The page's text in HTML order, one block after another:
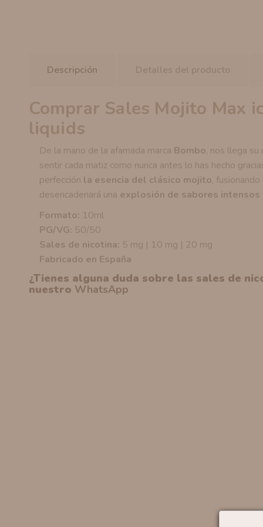
Descripción Detalles del producto
Comprar Sales Mojito Max
liquids
De la mano de la afamada marca Bombo, nos llega su
sentir cada matiz como nunca antes lo has hecho
perfección la esencia del clásico mojito, fusionando
desencadenará una explosión de sabores intensos
Formato: 10ml
PG/VG: 50/50
Sales de nicotina: 5 mg | 10 mg | 20 mg
Fabricado en España
¿Tienes alguna duda sobre las sales de
nuestro WhatsApp